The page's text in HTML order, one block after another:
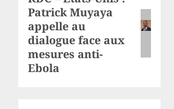
suivant:
Patrick Muyaya
appelle au
dialogue face aux
mesures anti-
Ebola